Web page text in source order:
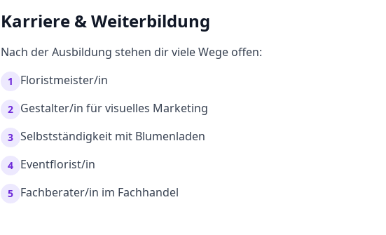
Karriere & Weiterbildung
Nach der Ausbildung stehen dir viele Wege offen:
1 Floristmeister/in
2 Gestalter/in für visuelles Marketing
3 Selbstständigkeit mit Blumenladen
4 Eventflorist/in
5 Fachberater/in im Fachhandel